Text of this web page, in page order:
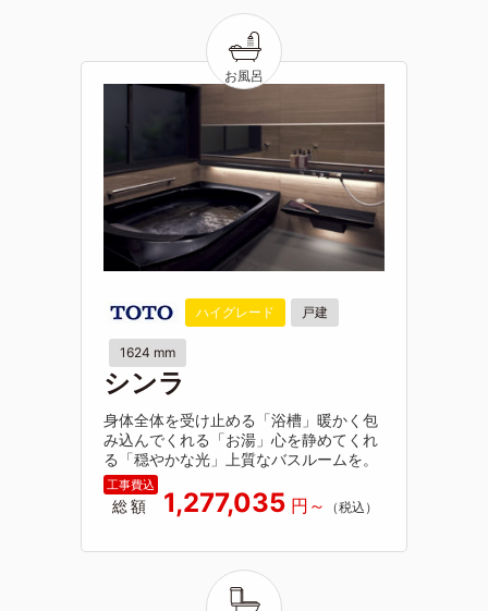
ハイグレード 戸建
1624 mm
シンラ
身体全体を受け止める「浴槽」暖かく包
み込んでくれる「お湯」心を静めてくれ
る「穏やかな光」上質なバスルームを。
総額 1,277,035